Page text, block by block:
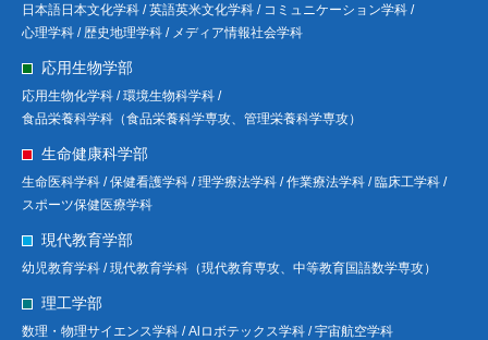
日本語日本文化学科 / 英語英米文化学科 / コミュニケーション学科 /
心理学科 / 歴史地理学科 / メディア情報社会学科
応用生物学部
応用生物化学科 / 環境生物科学科 /
食品栄養科学科（食品栄養科学専攻、管理栄養科学専攻）
生命健康科学部
生命医科学科 / 保健看護学科 / 理学療法学科 / 作業療法学科 / 臨床工学科 /
スポーツ保健医療学科
現代教育学部
幼児教育学科 / 現代教育学科（現代教育専攻、中等教育国語数学専攻）
理工学部
数理・物理サイエンス学科 / Alロボテックス学科 / 宇宙航空学科